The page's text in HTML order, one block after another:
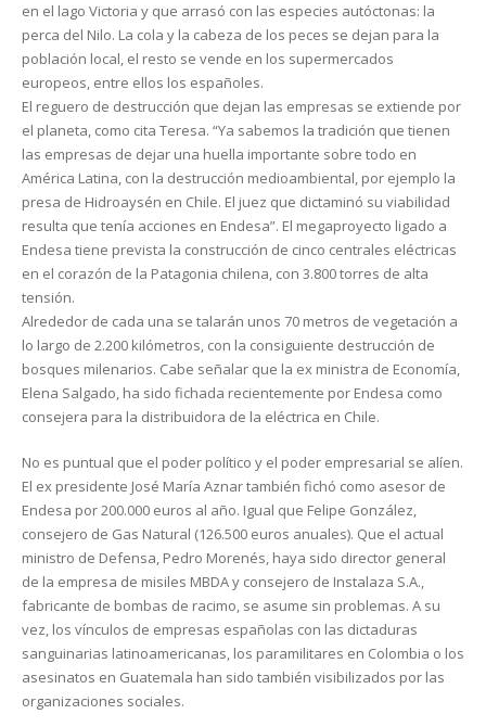
en el lago Victoria y que arrasó con las especies autóctonas: la
perca del Nilo. La cola y la cabeza de los peces se dejan para la
población local, el resto se vende en los supermercados
europeos, entre ellos los españoles.
El reguero de destrucción que dejan las empresas se extiende por
el planeta, como cita Teresa. “Ya sabemos la tradición que tienen
las empresas de dejar una huella importante sobre todo en
América Latina, con la destrucción medioambiental, por ejemplo la
presa de Hidroaysén en Chile. El juez que dictaminó su viabilidad
resulta que tenía acciones en Endesa”. El megaproyecto ligado a
Endesa tiene prevista la construcción de cinco centrales eléctricas
en el corazón de la Patagonia chilena, con 3.800 torres de alta
tensión.
Alrededor de cada una se talarán unos 70 metros de vegetación a
lo largo de 2.200 kilómetros, con la consiguiente destrucción de
bosques milenarios. Cabe señalar que la ex ministra de Economía,
Elena Salgado, ha sido fichada recientemente por Endesa como
consejera para la distribuidora de la eléctrica en Chile.
No es puntual que el poder político y el poder empresarial se alíen.
El ex presidente José María Aznar también fichó como asesor de
Endesa por 200.000 euros al año. Igual que Felipe González,
consejero de Gas Natural (126.500 euros anuales). Que el actual
ministro de Defensa, Pedro Morenés, haya sido director general
de la empresa de misiles MBDA y consejero de Instalaza S.A.,
fabricante de bombas de racimo, se asume sin problemas. A su
vez, los vínculos de empresas españolas con las dictaduras
sanguinarias latinoamericanas, los paramilitares en Colombia o los
asesinatos en Guatemala han sido también visibilizados por las
organizaciones sociales.